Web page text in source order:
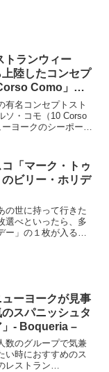
トランウィー
陸したコンセプ
Como」の
有名コンセプトスト
ソ・コモ（10 Corso
ヨークのシーポー
、総面積が約2600平
「マーク・トゥ
ビリー・ホリデ
の世に持って行きた
選べといったら、多
ー」の１枚が入るの
ーヨークが見事
スパニッシュタ
」- Boqueria –
数のグループで気兼
い時におすすめのス
レストラン